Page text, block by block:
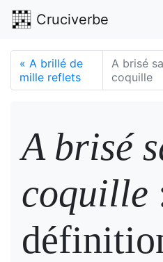
Cruciverbe
« A brillé de
mille reflets
A brisé sa
coquille
A brisé
coquille